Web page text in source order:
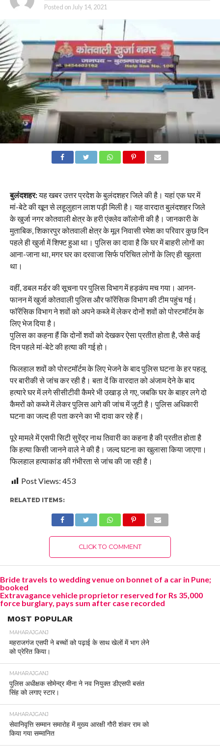
Posted onJuly 14, 2021
बुलंदशहर:यह खबर उत्तर प्रदेश के बुलंदशहर जिले की है। यहां एक घर में
मां-बेटे की खून से लहूलुहान लाश पड़ी मिली है। यह वारदात बुलंदशहर जिले
के खुर्जा नगर कोतवाली क्षेत्र के हरी एंक्लेव कॉलोनी की है। जानकारी के
मुताबिक, शिकारपुर कोतवाली क्षेत्र के मूल निवासी रमेश का परिवार कुछ दिन
पहले ही खुर्जा में शिफ्ट हुआ था। पुलिस का दावा है कि घर में बाहरी लोगों का
आना-जाना था, मगर घर का दरवाजा सिर्फ परिचित लोगों के लिए ही खुलता
था।
वहीं, डबल मर्डर की सूचना पर पुलिस विभाग में हड़कंप मच गया। आनन-
फानन में खुर्जा कोतवाली पुलिस और फॉरेंसिक विभाग की टीम पहुंच गई।
फॉरेंसिक विभाग ने शवों को अपने कब्जे में लेकर दोनों शवों को पोस्टमॉर्टम के
लिए भेज दिया है।
पुलिस का कहना हैं कि दोनों शवों को देखकर ऐसा प्रतीत होता है, जैसे कई
दिन पहले मां-बेटे की हत्या की गई हो।
फिलहाल शवों को पोस्‍टमॉर्टम के लिए भेजने के बाद पुलिस घटना के हर पहलू
पर बारीकी से जांच कर रही है। बता दें कि वारदात को अंजाम देने के बाद
हत्यारे घर में लगे सीसीटीवी कैमरे भी उखाड़ ले गए, जबकि घर के बाहर लगे दो
कैमरों को कब्जे में लेकर पुलिस आगे की जांच में जुटी है। पुलिस अधिकारी
घटना का जल्द ही पता करने का भी दावा कर रहे हैं।
पूरे मामले में एसपी सिटी सुरेंद्र नाथ तिवारी का कहना है की प्रतीत होता है
कि हत्या किसी जानने वाले ने की है। जल्द घटना का खुलासा किया जाएगा।
फिलहाल हत्याकांड की गंभीरता से जांच की जा रही है।
Post Views: 453
RELATED ITEMS:
CLICK TO COMMENT
Bride travels to wedding venue on bonnet of a car in Pune;
booked
Extravagance vehicle proprietor reserved for Rs 35,000
force burglary, pays sum after case recorded
MOST POPULAR
MAHARAJGANJ
महराजगंज एसपी ने बच्चों को पढ़ाई के साथ खेलों में भाग लेने
को प्रेरित किया।
MAHARAJGANJ
पुलिस अधीक्षक सोमेन्द्र मीना ने नव नियुक्त डीएसपी बसंत
सिंह को लगाए स्टार।
MAHARAJGANJ
सेवानिवृत्ति सम्मान समारोह में मुख्य आरक्षी गौरी शंकर राम को
किया गया सम्मानित